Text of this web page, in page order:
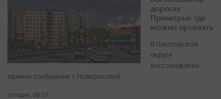
дорогах
Приморья: где
можно проехать
В Шкотовском
округе
восстановлено
прямое сообщение с Новороссией
сегодня, 08:57